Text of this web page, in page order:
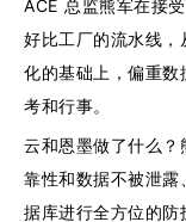
ACE 总监熊军在接
好比工厂的流水线，
化的基础上，偏重数
考和行事。
云和恩墨做了什么
靠性和数据不被泄露
据库进行全方位的